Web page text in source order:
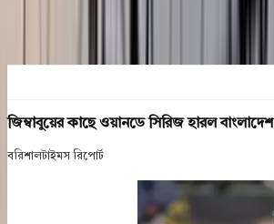
জিম্বাবুয়ের কাছে ওয়ানডে সিরিজ হারল বাংলাদেশ
বরিশালটাইমস রিপোর্ট